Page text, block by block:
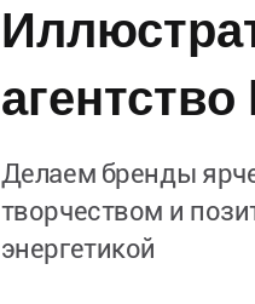
Делаем бренды
творчеством и
энергетикой